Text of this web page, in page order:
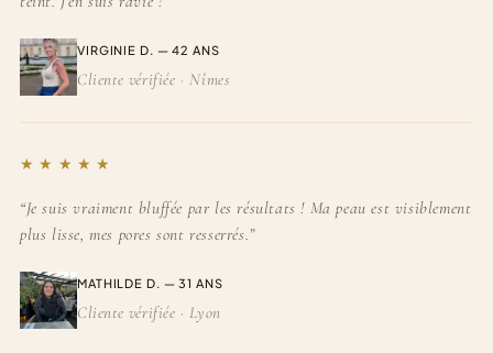
VIRGINIE D. — 42 ANS
Cliente vérifiée · Nîmes
★ ★ ★ ★ ★
“Je suis vraiment bluffée par les résultats ! Ma peau est visiblement
plus lisse, mes pores sont resserrés.”
MATHILDE D. — 31 ANS
Cliente vérifiée · Lyon